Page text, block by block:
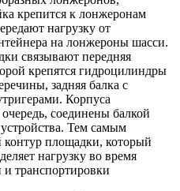
крепится к лонжеронам
нагрузку от
на лонжероны шасси.
связывают передняя
крепятся гидроцилиндры
задняя балка с
Корпуса
соединены балкой
Тем самым
контур площадки, который
нагрузку во время
и транспортировки